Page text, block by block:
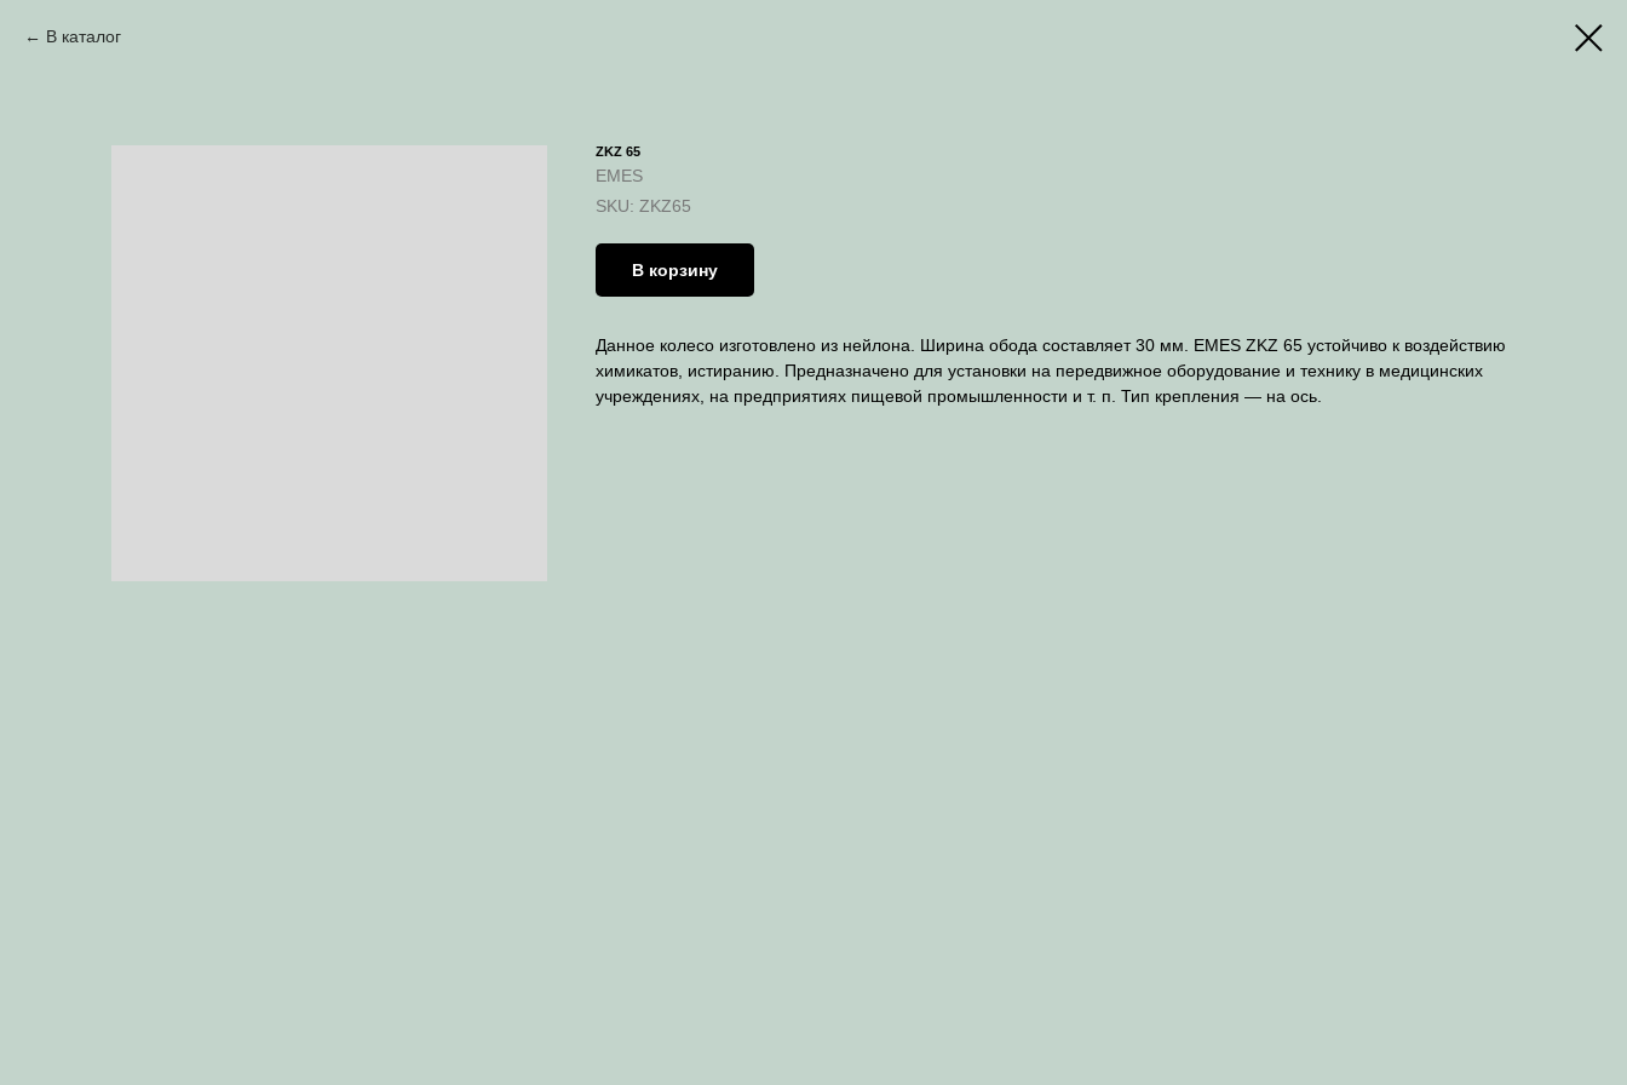
В каталог
ZKZ 65
EMES
SKU: ZKZ65
В корзину
Данное колесо изготовлено из нейлона. Ширина обода составляет 30 мм. EMES ZKZ 65 устойчиво к воздействию
химикатов, истиранию. Предназначено для установки на передвижное оборудование и технику в медицинских
учреждениях, на предприятиях пищевой промышленности и т. п. Тип крепления — на ось.